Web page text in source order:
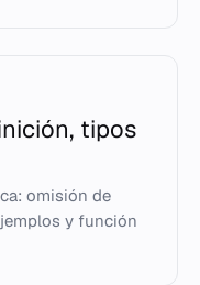
tipos
omisión de
y función